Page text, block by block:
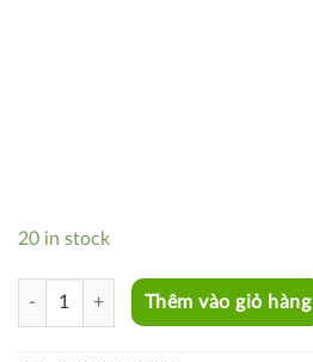
20 in stock
CYCLONE A-08C quantity
Thêm vào giỏ hàng